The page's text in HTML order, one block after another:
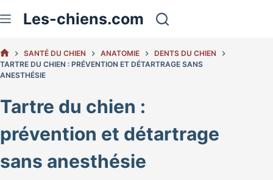
au
Les-chiens.com
ACCUEIL
SANTÉ DU CHIEN ANATOMIE
DENTS DU CHIEN
TARTRE DU CHIEN : PRÉVENTION ET DÉTARTRAGE SANS
ANESTHÉSIE
Tartre du chien :
prévention et détartrage
sans anesthésie